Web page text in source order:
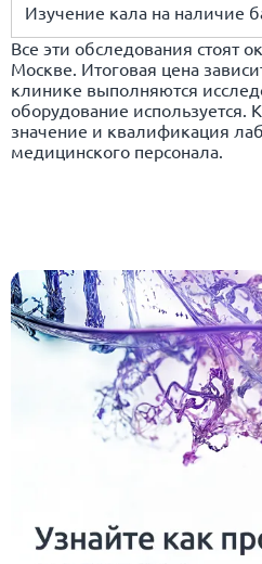
Изучение кала на наличие
Все эти обследования стоят
Москве. Итоговая цена
клинике выполняются
оборудование используется.
значение и квалификация
медицинского персонала.